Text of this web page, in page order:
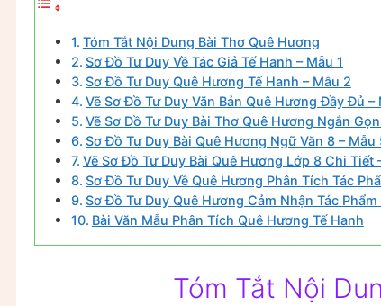
Tóm Tắt Nội Dung Bài Thơ Quê Hương
Sơ Đồ Tư Duy Về Tác Giả Tế Hanh – Mẫu 1
Sơ Đồ Tư Duy Quê Hương Tế Hanh – Mẫu 2
Vẽ Sơ Đồ Tư Duy Văn Bản Quê Hương Đầy Đủ –
Vẽ Sơ Đồ Tư Duy Bài Thơ Quê Hương Ngắn
Sơ Đồ Tư Duy Bài Quê Hương Ngữ Văn 8 – Mẫu
Vẽ Sơ Đồ Tư Duy Bài Quê Hương Lớp 8 Chi Tiết
Sơ Đồ Tư Duy Về Quê Hương Phân Tích Tác
Sơ Đồ Tư Duy Quê Hương Cảm Nhận Tác Phẩm
Bài Văn Mẫu Phân Tích Quê Hương Tế Hanh
Tóm Tắt Nội